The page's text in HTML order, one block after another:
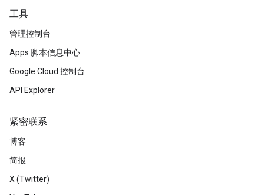
工具
管理控制台
Apps 脚本信息中心
Google Cloud 控制台
API Explorer
紧密联系
博客
简报
X (Twitter)